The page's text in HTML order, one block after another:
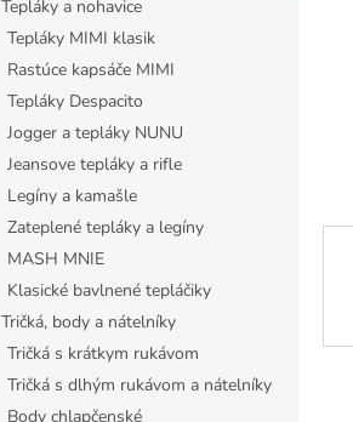
Tepláky a nohavice
Tepláky MIMI klasik
Rastúce kapsáče MIMI
Tepláky Despacito
Jogger a tepláky NUNU
Jeansove tepláky a rifle
Legíny a kamašle
Zateplené tepláky a legíny
MASH MNIE
Klasické bavlnené tepláčiky
Tričká, body a nátelníky
Tričká s krátkym rukávom
Tričká s dlhým rukávom a nátelníky
Body chlapčenské